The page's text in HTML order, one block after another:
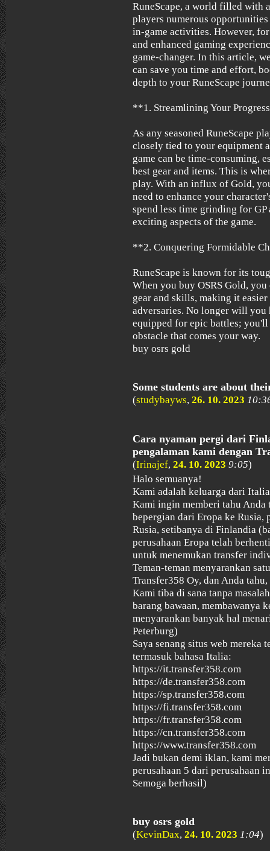
RuneScape, a world filled with
players numerous
in-game activities. However,
and enhanced gaming
game-changer. In this article,
can save you time and effort,
depth to your RuneScape
**1. Streamlining Your
As any seasoned RuneScape
closely tied to your equipment
game can be time-consuming,
best gear and items. This is
play. With an influx of Gold,
need to enhance your
spend less time grinding for
exciting aspects of the game.
**2. Conquering Formidable
RuneScape is known for its
When you buy OSRS Gold,
gear and skills, making it
adversaries. No longer will
equipped for epic battles;
obstacle that comes your way.
buy osrs gold
Some students are about
(studybayws, 26. 10. 2023
Cara nyaman pergi dari
pengalaman kami dengan
(Irinajef, 24. 10. 2023 9:05)
Halo semuanya!
Kami adalah keluarga dari
Kami ingin memberi tahu Anda
bepergian dari Eropa ke Rusia,
Rusia, setibanya di Finlandia
perusahaan Eropa telah
untuk menemukan transfer
Teman-teman menyarankan
Transfer358 Oy, dan Anda
Kami tiba di sana tanpa
barang bawaan, membawanya
menyarankan banyak hal
Peterburg)
Saya senang situs web mereka
termasuk bahasa Italia:
https://it.transfer358.com
https://de.transfer358.com
https://sp.transfer358.com
https://fi.transfer358.com
https://fr.transfer358.com
https://cn.transfer358.com
https://www.transfer358.com
Jadi bukan demi iklan, kami
perusahaan 5 dari perusahaan
Semoga berhasil)
buy osrs gold
(KevinDax, 24. 10. 2023 1:04)